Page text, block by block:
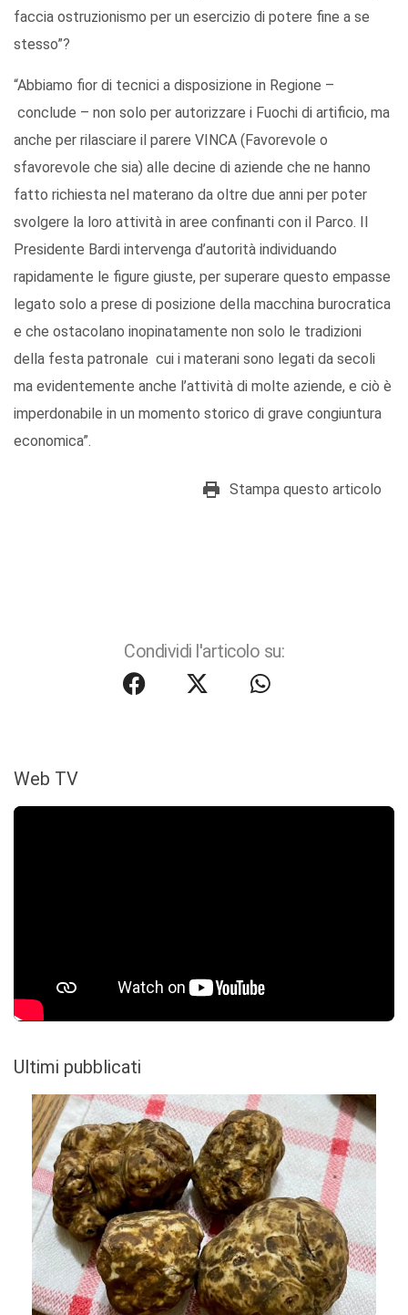
faccia ostruzionismo per un esercizio di potere fine a se
stesso”?
“Abbiamo fior di tecnici a disposizione in Regione –
conclude – non solo per autorizzare i Fuochi di artificio, ma
anche per rilasciare il parere VINCA (Favorevole o
sfavorevole che sia) alle decine di aziende che ne hanno
fatto richiesta nel materano da oltre due anni per poter
svolgere la loro attività in aree confinanti con il Parco. Il
Presidente Bardi intervenga d’autorità individuando
rapidamente le figure giuste, per superare questo empasse
legato solo a prese di posizione della macchina burocratica
e che ostacolano inopinatamente non solo le tradizioni
della festa patronale cui i materani sono legati da secoli
ma evidentemente anche l’attività di molte aziende, e ciò è
imperdonabile in un momento storico di grave congiuntura
economica”.
Stampa questo articolo
Condividi l'articolo su:
Web TV
Ultimi pubblicati